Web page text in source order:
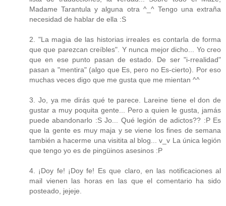
Madame Tarantula y alguna otra ^_^ Tengo una extraña
necesidad de hablar de ella :S
2. "La magia de las historias irreales es contarla de forma
que que parezcan creíbles". Y nunca mejor dicho... Yo creo
que en ese punto pasan de estado. De ser "i-rrealidad"
pasan a "mentira" (algo que Es, pero no Es-cierto). Por eso
muchas veces digo que me gusta que me mientan ^^
3. Jo, ya me dirás qué te parece. Lareine tiene el don de
gustar a muy poquita gente... Pero a quien le gusta, jamás
puede abandonarlo :S Jo... Qué legión de adictos?? :P Es
que la gente es muy maja y se viene los fines de semana
también a hacerme una visitita al blog... v_v La única legión
que tengo yo es de pingüinos asesinos :P
4. ¡Doy fe! ¡Doy fe! Es que claro, en las notificaciones al
mail vienen las horas en las que el comentario ha sido
posteado, jejeje.